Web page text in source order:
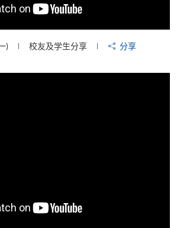
) 校友及学生分享 分享